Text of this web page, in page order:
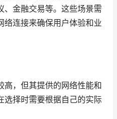
、金融交易等。这些场景需
络连接来确保用户体验和业
高，但其提供的网络性能和
选择时需要根据自己的实际